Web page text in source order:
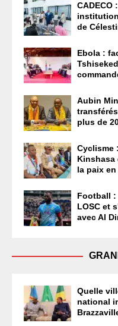
CADECO
de
Ebola :
Aubin
plus de
Cyclisme
la paix en
Football :
LOSC et
avec Al
Quelle
national